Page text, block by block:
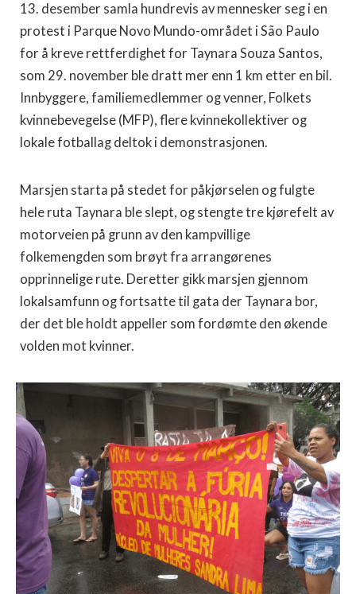
13. desember samla hundrevis av mennesker seg i en
protest i Parque Novo Mundo-området i São Paulo
for å kreve rettferdighet for Taynara Souza Santos,
som 29. november ble dratt mer enn 1 km etter en bil.
Innbyggere, familiemedlemmer og venner, Folkets
kvinnebevegelse (MFP), flere kvinnekollektiver og
lokale fotballag deltok i demonstrasjonen.
Marsjen starta på stedet for påkjørselen og fulgte
hele ruta Taynara ble slept, og stengte tre kjørefelt av
motorveien på grunn av den kampvillige
folkemengden som brøyt fra arrangørenes
opprinnelige rute. Deretter gikk marsjen gjennom
lokalsamfunn og fortsatte til gata der Taynara bor,
der det ble holdt appeller som fordømte den økende
volden mot kvinner.